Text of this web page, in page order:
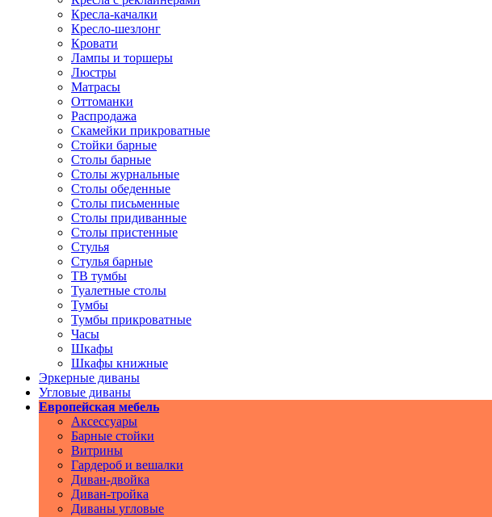
Кресла-качалки
Кресло-шезлонг
Кровати
Лампы и торшеры
Люстры
Матрасы
Оттоманки
Распродажа
Скамейки прикроватные
Стойки барные
Столы барные
Столы журнальные
Столы обеденные
Столы письменные
Столы придиванные
Столы пристенные
Стулья
Стулья барные
ТВ тумбы
Туалетные столы
Тумбы
Тумбы прикроватные
Часы
Шкафы
Шкафы книжные
Эркерные диваны
Угловые диваны
Европейская мебель
Аксессуары
Барные стойки
Витрины
Гардероб и вешалки
Диван-двойка
Диван-тройка
Диваны угловые